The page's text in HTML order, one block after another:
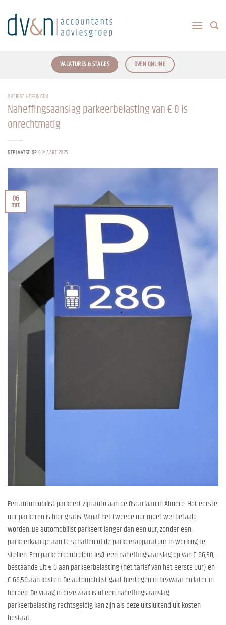
naar
inhoud
VACATURES & STAGES DVEN ONLINE
OVERIGE HEFFINGEN
Naheffingsaanslag parkeerbelasting van € 0 is
onrechtmatig
GEPLAATST OP6 MAART 2025
06
mrt
Een automobilist parkeert zijn auto aan de Oscarlaan in Almere. Het eerste
uur parkeren is hier gratis. Vanaf het tweede uur moet wel betaald
worden. De automobilist parkeert langer dan een uur, zonder een
parkeerkaartje aan te schaffen of de parkeerapparatuur in werking te
stellen. Een parkeercontroleur legt een naheffingsaanslag op van € 66,50,
bestaande uit € 0 aan parkeerbelasting (het tarief van het eerste uur) en
€ 66,50 aan kosten. De automobilist gaat hiertegen in bezwaar en later in
beroep. De vraag in deze zaak is of een naheffingsaanslag
parkeerbelasting rechtsgeldig kan zijn als deze uitsluitend uit kosten
bestaat.